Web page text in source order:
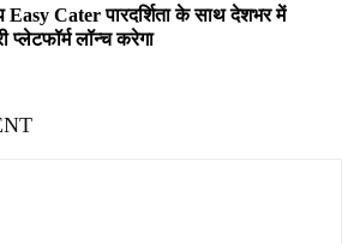
Easy Cater पारदर्शिता के साथ देशभर में
प्लेटफॉर्म लॉन्च करेगा